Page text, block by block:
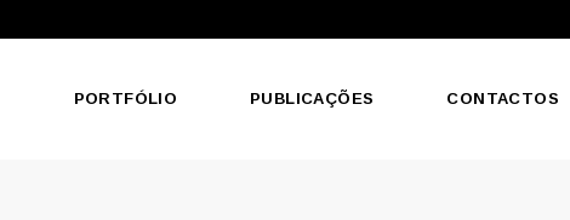
PORTFÓLIO PUBLICAÇÕES CONTACTOS